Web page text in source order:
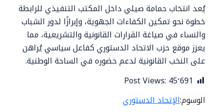
يُعد انتخاب حمامة صيلي داخل المكتب التنفيذي للرابطة
خطوة نحو تمكين الكفاءات الجهوية، وإبرازًا لدور الشباب
والنساء في صياغة القرارات القانونية والتشريعية، مما
يعزز موقع حزب الاتحاد الدستوري كفاعل سياسي يُراهن
على النخب القانونية لدعم حضوره في الساحة الوطنية.
Post Views: 45٬691
الوسوم:الإتحاد الدستوري